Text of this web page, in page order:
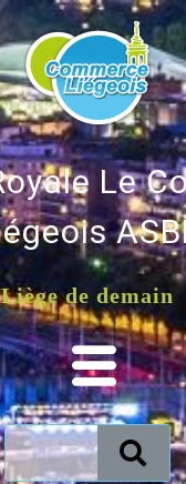
Le
Liège de demain